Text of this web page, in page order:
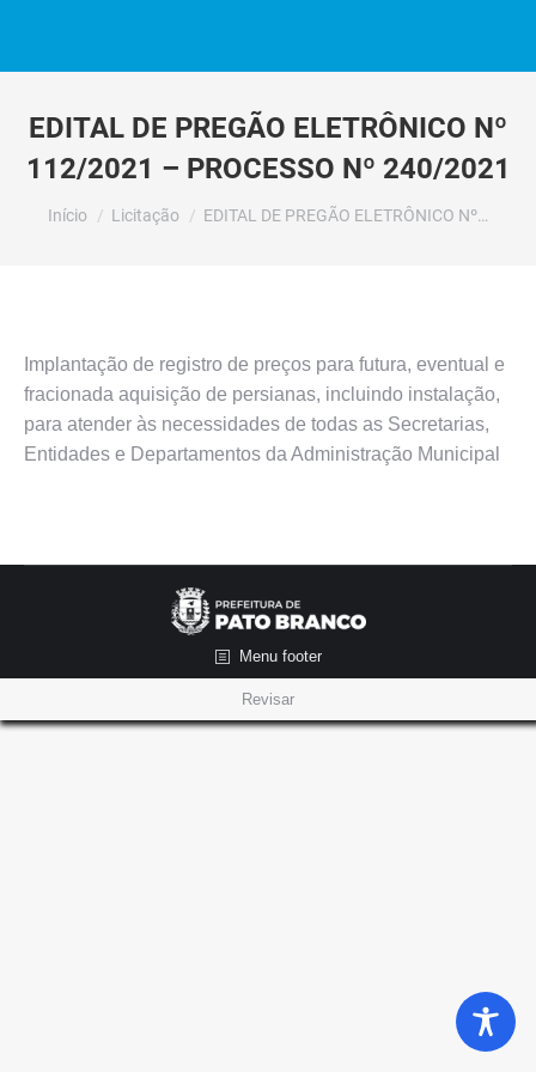
EDITAL DE PREGÃO ELETRÔNICO Nº
112/2021 – PROCESSO Nº 240/2021
Você está aqui:
Início Licitação EDITAL DE PREGÃO ELETRÔNICO Nº…
Implantação de registro de preços para futura, eventual e
fracionada aquisição de persianas, incluindo instalação,
para atender às necessidades de todas as Secretarias,
Entidades e Departamentos da Administração Municipal
Menu footer
Revisar